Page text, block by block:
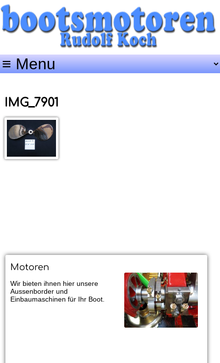
IMG_7901
Motoren
Wir bieten ihnen hier unsere
Aussenborder und
Einbaumaschinen für Ihr Boot.